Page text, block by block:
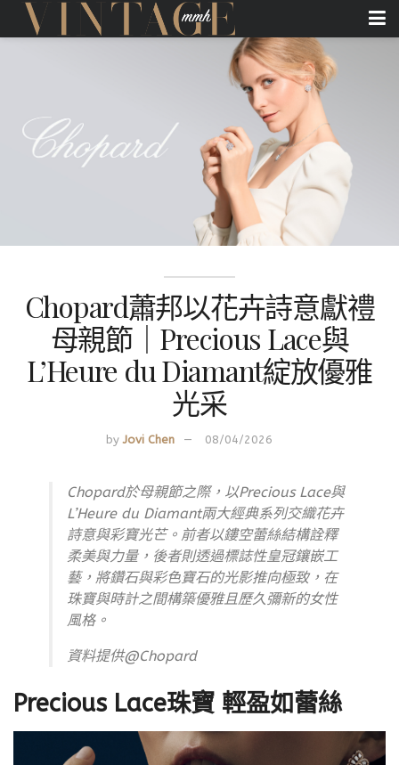
Chopard蕭邦以花卉詩意獻禮
母親節｜Precious Lace與
L’Heure du Diamant綻放優雅
光采
by Jovi Chen 08/04/2026
Chopard於母親節之際，以Precious Lace與
L’Heure du Diamant兩大經典系列交織花卉
詩意與彩寶光芒。前者以鏤空蕾絲結構詮釋
柔美與力量，後者則透過標誌性皇冠鑲嵌工
藝，將鑽石與彩色寶石的光影推向極致，在
珠寶與時計之間構築優雅且歷久彌新的女性
風格。
資料提供@Chopard
Precious Lace珠寶 輕盈如蕾絲